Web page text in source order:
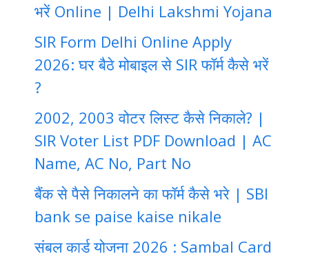
भरें Online | Delhi Lakshmi Yojana
SIR Form Delhi Online Apply
2026: घर बैठे मोबाइल से SIR फॉर्म कैसे भरें
?
2002, 2003 वोटर लिस्ट कैसे निकाले? |
SIR Voter List PDF Download | AC
Name, AC No, Part No
बैंक से पैसे निकालने का फॉर्म कैसे भरे | SBI
bank se paise kaise nikale
संबल कार्ड योजना 2026 : Sambal Card